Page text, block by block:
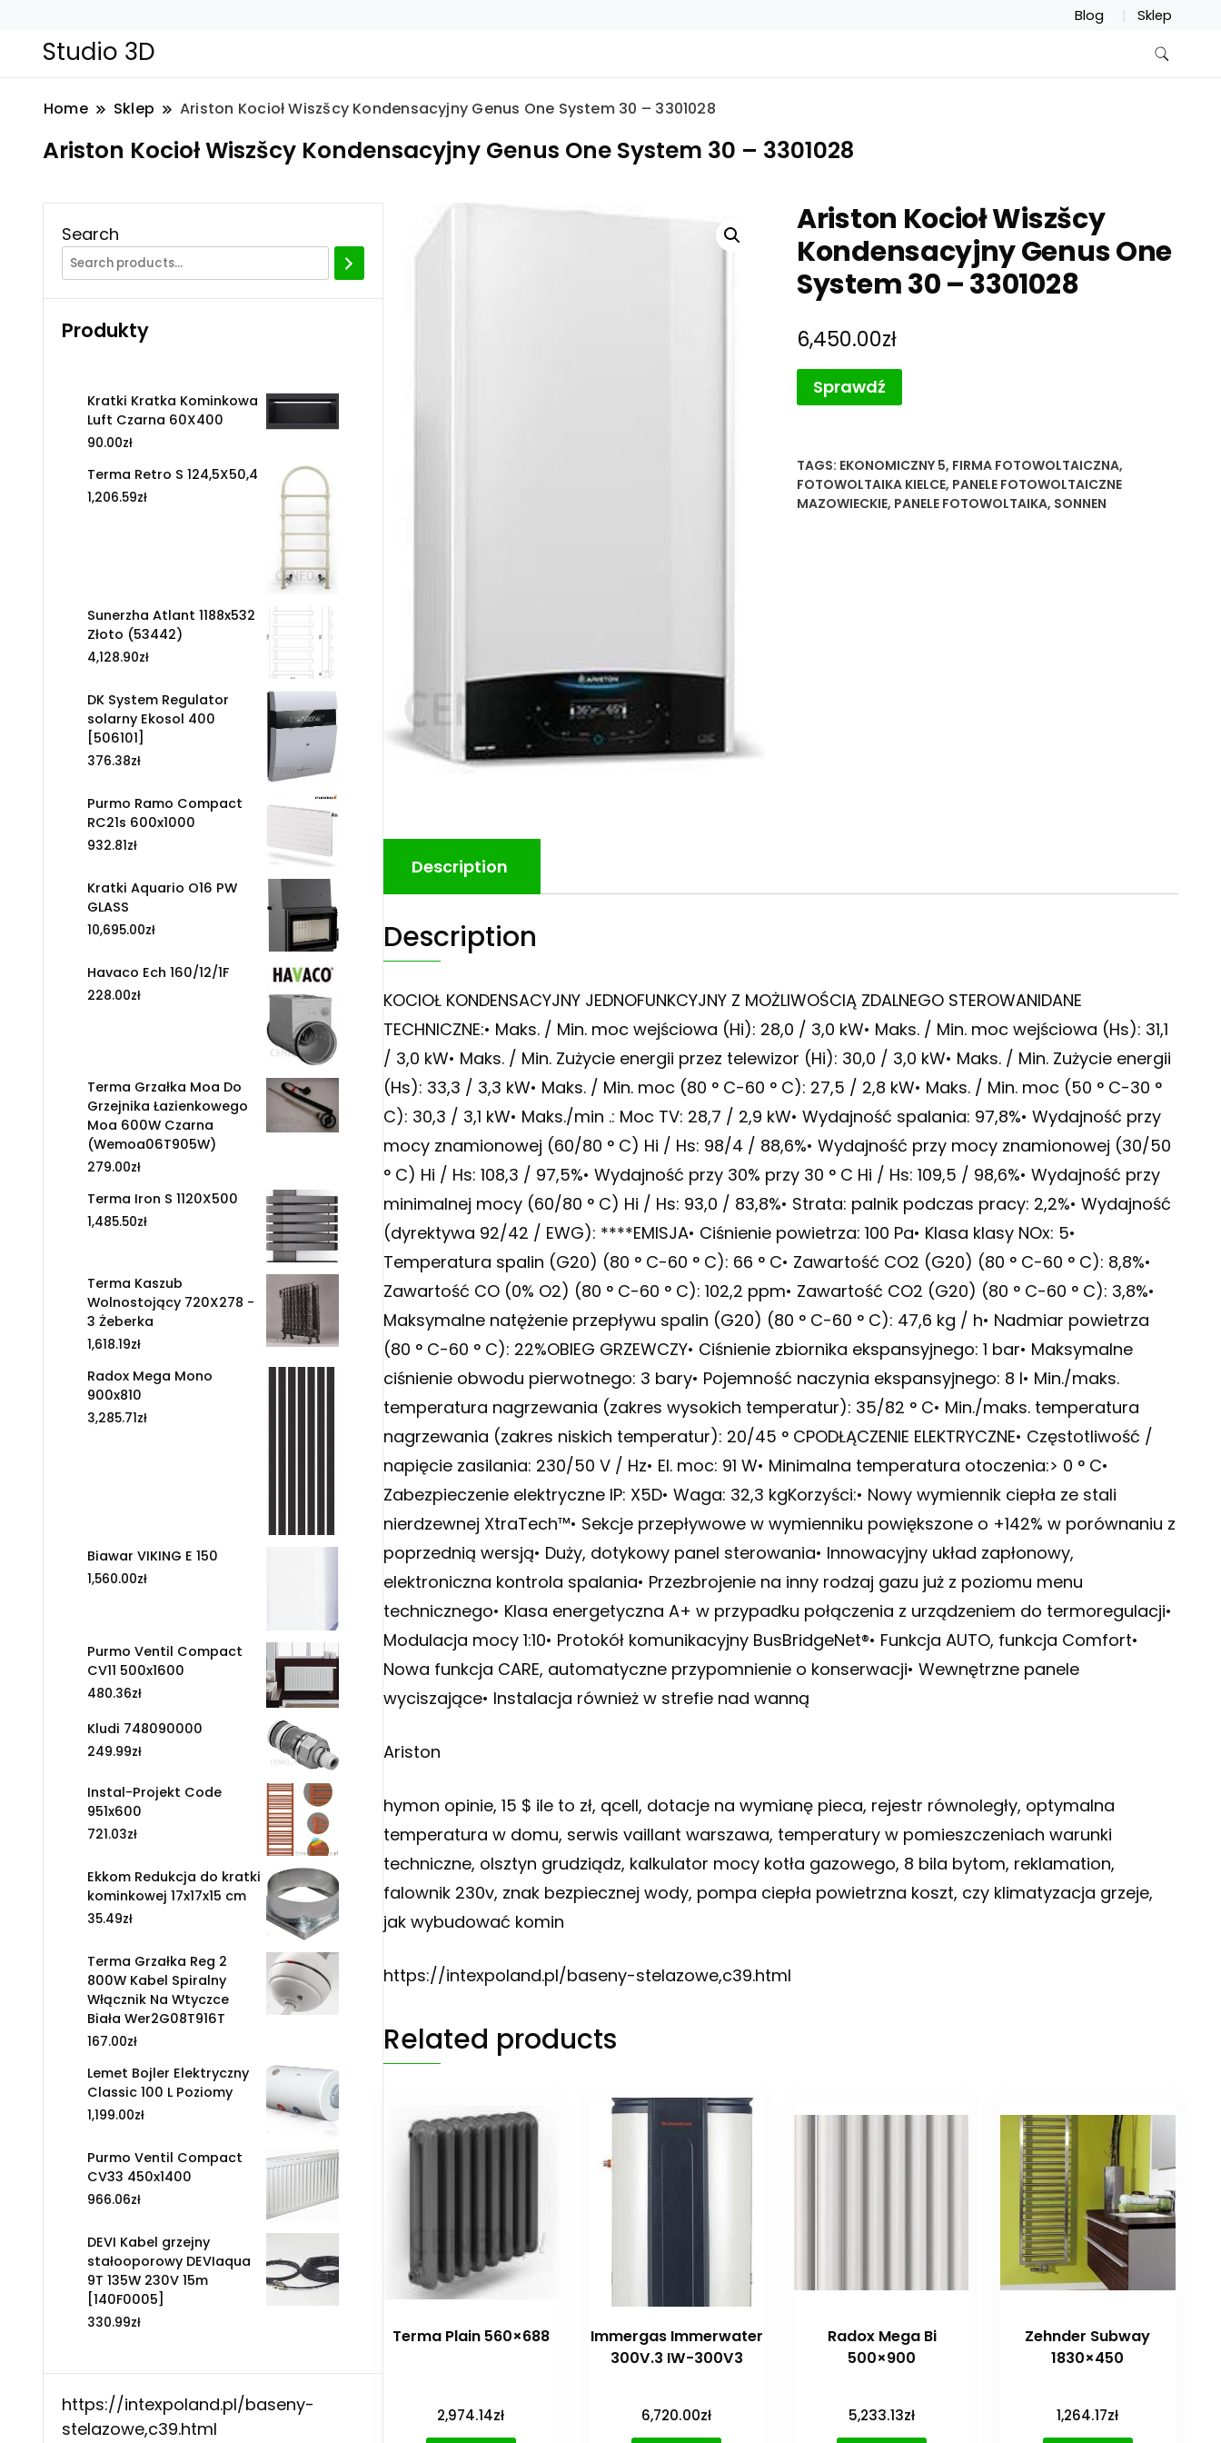
Blog Sklep
Studio 3D
Home Sklep Ariston Kocioł Wiszšcy Kondensacyjny Genus One System 30 – 3301028
Ariston Kocioł Wiszšcy Kondensacyjny Genus One System 30 – 3301028
Ariston Kocioł Wiszšcy
Kondensacyjny Genus One
System 30 – 3301028
6,450.00zł
Sprawdź
TAGS: EKONOMICZNY 5, FIRMA FOTOWOLTAICZNA,
FOTOWOLTAIKA KIELCE, PANELE FOTOWOLTAICZNE
MAZOWIECKIE, PANELE FOTOWOLTAIKA, SONNEN
Description
Description
KOCIOŁ KONDENSACYJNY JEDNOFUNKCYJNY Z MOŻLIWOŚCIĄ ZDALNEGO STEROWANIDANE
TECHNICZNE:• Maks. / Min. moc wejściowa (Hi): 28,0 / 3,0 kW• Maks. / Min. moc wejściowa (Hs): 31,1
/ 3,0 kW• Maks. / Min. Zużycie energii przez telewizor (Hi): 30,0 / 3,0 kW• Maks. / Min. Zużycie energii
(Hs): 33,3 / 3,3 kW• Maks. / Min. moc (80 ° C-60 ° C): 27,5 / 2,8 kW• Maks. / Min. moc (50 ° C-30 °
C): 30,3 / 3,1 kW• Maks./min .: Moc TV: 28,7 / 2,9 kW• Wydajność spalania: 97,8%• Wydajność przy
mocy znamionowej (60/80 ° C) Hi / Hs: 98/4 / 88,6%• Wydajność przy mocy znamionowej (30/50
° C) Hi / Hs: 108,3 / 97,5%• Wydajność przy 30% przy 30 ° C Hi / Hs: 109,5 / 98,6%• Wydajność przy
minimalnej mocy (60/80 ° C) Hi / Hs: 93,0 / 83,8%• Strata: palnik podczas pracy: 2,2%• Wydajność
(dyrektywa 92/42 / EWG): ****EMISJA• Ciśnienie powietrza: 100 Pa• Klasa klasy NOx: 5•
Temperatura spalin (G20) (80 ° C-60 ° C): 66 ° C• Zawartość CO2 (G20) (80 ° C-60 ° C): 8,8%•
Zawartość CO (0% O2) (80 ° C-60 ° C): 102,2 ppm• Zawartość CO2 (G20) (80 ° C-60 ° C): 3,8%•
Maksymalne natężenie przepływu spalin (G20) (80 ° C-60 ° C): 47,6 kg / h• Nadmiar powietrza
(80 ° C-60 ° C): 22%OBIEG GRZEWCZY• Ciśnienie zbiornika ekspansyjnego: 1 bar• Maksymalne
ciśnienie obwodu pierwotnego: 3 bary• Pojemność naczynia ekspansyjnego: 8 l• Min./maks.
temperatura nagrzewania (zakres wysokich temperatur): 35/82 ° C• Min./maks. temperatura
nagrzewania (zakres niskich temperatur): 20/45 ° CPODŁĄCZENIE ELEKTRYCZNE• Częstotliwość /
napięcie zasilania: 230/50 V / Hz• El. moc: 91 W• Minimalna temperatura otoczenia:> 0 ° C•
Zabezpieczenie elektryczne IP: X5D• Waga: 32,3 kgKorzyści:• Nowy wymiennik ciepła ze stali
nierdzewnej XtraTech™• Sekcje przepływowe w wymienniku powiększone o +142% w porównaniu z
poprzednią wersją• Duży, dotykowy panel sterowania• Innowacyjny układ zapłonowy,
elektroniczna kontrola spalania• Przezbrojenie na inny rodzaj gazu już z poziomu menu
technicznego• Klasa energetyczna A+ w przypadku połączenia z urządzeniem do termoregulacji•
Modulacja mocy 1:10• Protokół komunikacyjny BusBridgeNet®• Funkcja AUTO, funkcja Comfort•
Nowa funkcja CARE, automatyczne przypomnienie o konserwacji• Wewnętrzne panele
wyciszające• Instalacja również w strefie nad wanną
Ariston
hymon opinie, 15 $ ile to zł, qcell, dotacje na wymianę pieca, rejestr równoległy, optymalna
temperatura w domu, serwis vaillant warszawa, temperatury w pomieszczeniach warunki
techniczne, olsztyn grudziądz, kalkulator mocy kotła gazowego, 8 bila bytom, reklamation,
falownik 230v, znak bezpiecznej wody, pompa ciepła powietrzna koszt, czy klimatyzacja grzeje,
jak wybudować komin
https://intexpoland.pl/baseny-stelazowe,c39.html
Related products
Terma Plain 560×688
2,974.14zł
Immergas Immerwater
300V.3 IW-300V3
6,720.00zł
Radox Mega Bi
500×900
5,233.13zł
Zehnder Subway
1830×450
1,264.17zł
Search
Produkty
Kratki Kratka Kominkowa
Luft Czarna 60X400
90.00zł
Terma Retro S 124,5X50,4
1,206.59zł
Sunerzha Atlant 1188x532
Złoto (53442)
4,128.90zł
DK System Regulator
solarny Ekosol 400
[506101]
376.38zł
Purmo Ramo Compact
RC21s 600x1000
932.81zł
Kratki Aquario O16 PW
GLASS
10,695.00zł
Havaco Ech 160/12/1F
228.00zł
Terma Grzałka Moa Do
Grzejnika Łazienkowego
Moa 600W Czarna
(Wemoa06T905W)
279.00zł
Terma Iron S 1120X500
1,485.50zł
Terma Kaszub
Wolnostojący 720X278 -
3 Żeberka
1,618.19zł
Radox Mega Mono
900x810
3,285.71zł
Biawar VIKING E 150
1,560.00zł
Purmo Ventil Compact
CV11 500x1600
480.36zł
Kludi 748090000
249.99zł
Instal-Projekt Code
951x600
721.03zł
Ekkom Redukcja do kratki
kominkowej 17x17x15 cm
35.49zł
Terma Grzałka Reg 2
800W Kabel Spiralny
Włącznik Na Wtyczce
Biała Wer2G08T916T
167.00zł
Lemet Bojler Elektryczny
Classic 100 L Poziomy
1,199.00zł
Purmo Ventil Compact
CV33 450x1400
966.06zł
DEVI Kabel grzejny
stałooporowy DEVIaqua
9T 135W 230V 15m
[140F0005]
330.99zł
https://intexpoland.pl/baseny-
stelazowe,c39.html